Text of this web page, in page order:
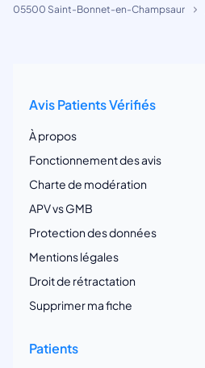
05500 Saint-Bonnet-en-Champsaur
Avis Patients Vérifiés
À propos
Fonctionnement des avis
Charte de modération
APV vs GMB
Protection des données
Mentions légales
Droit de rétractation
Supprimer ma fiche
Patients